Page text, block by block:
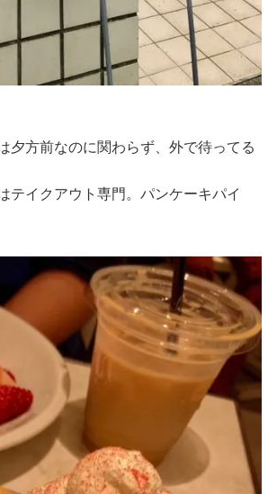
夕方前なのに関わらず、外で待ってる
テイクアウト専門。パンケーキパイ